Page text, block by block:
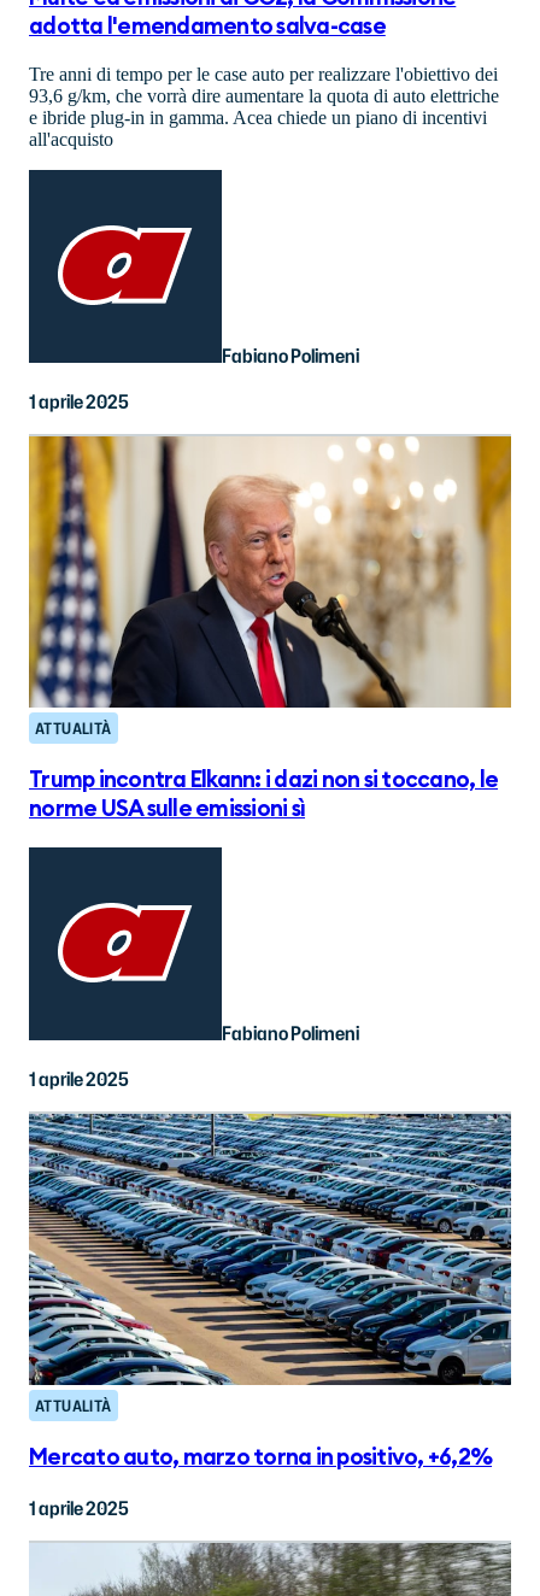
adotta l'emendamento salva-case
Tre anni di tempo per le case auto per realizzare l'obiettivo dei
93,6 g/km, che vorrà dire aumentare la quota di auto elettriche
e ibride plug-in in gamma. Acea chiede un piano di incentivi
all'acquisto
Fabiano Polimeni
1 aprile 2025
ATTUALITÀ
Trump incontra Elkann: i dazi non si toccano, le
norme USA sulle emissioni sì
Fabiano Polimeni
1 aprile 2025
ATTUALITÀ
Mercato auto, marzo torna in positivo, +6,2%
1 aprile 2025